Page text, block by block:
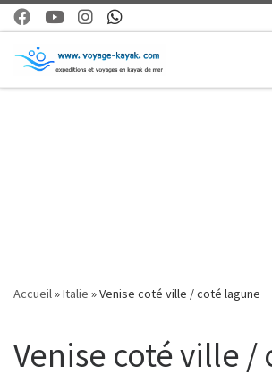
Skip to content
Accueil»Italie »Venise coté ville / coté lagune
Venise coté ville /